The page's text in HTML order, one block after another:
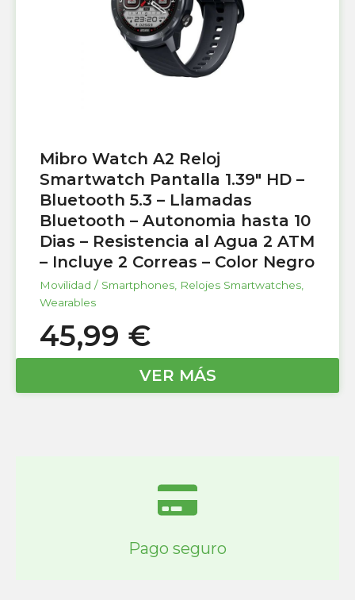
Mibro Watch A2 Reloj
Smartwatch Pantalla 1.39″ HD –
Bluetooth 5.3 – Llamadas
Bluetooth – Autonomia hasta 10
Dias – Resistencia al Agua 2 ATM
– Incluye 2 Correas – Color Negro
Movilidad / Smartphones Relojes Smartwatches
Wearables
45,99 €
VER MÁS
Pago seguro